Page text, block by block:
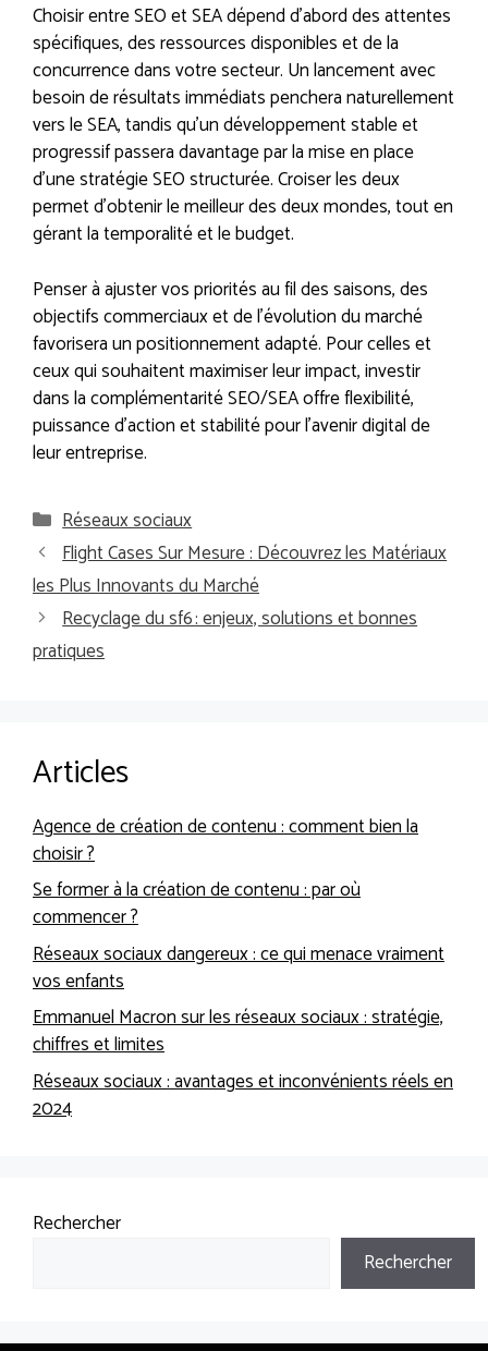
Choisir entre SEO et SEA dépend d’abord des attentes
spécifiques, des ressources disponibles et de la
concurrence dans votre secteur. Un lancement avec
besoin de résultats immédiats penchera naturellement
vers le SEA, tandis qu’un développement stable et
progressif passera davantage par la mise en place
d’une stratégie SEO structurée. Croiser les deux
permet d’obtenir le meilleur des deux mondes, tout en
gérant la temporalité et le budget.
Penser à ajuster vos priorités au fil des saisons, des
objectifs commerciaux et de l’évolution du marché
favorisera un positionnement adapté. Pour celles et
ceux qui souhaitent maximiser leur impact, investir
dans la complémentarité SEO/SEA offre flexibilité,
puissance d’action et stabilité pour l’avenir digital de
leur entreprise.
Catégories
Réseaux sociaux
Flight Cases Sur Mesure : Découvrez les Matériaux
les Plus Innovants du Marché
Recyclage du sf6 : enjeux, solutions et bonnes
pratiques
Articles
Agence de création de contenu : comment bien la
choisir ?
Se former à la création de contenu : par où
commencer ?
Réseaux sociaux dangereux : ce qui menace vraiment
vos enfants
Emmanuel Macron sur les réseaux sociaux : stratégie,
chiffres et limites
Réseaux sociaux : avantages et inconvénients réels en
2024
Rechercher
Rechercher